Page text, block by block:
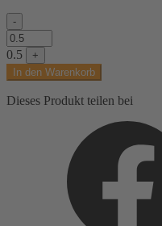
-
Piqué,
Webstruktur,
rost,
schwarz
Menge
0.5
+
In den Warenkorb
Dieses Produkt teilen bei